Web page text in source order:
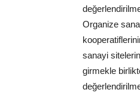
Organize
sanayi
girmekle